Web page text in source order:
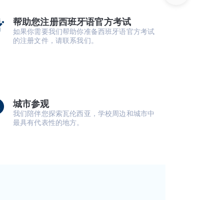
帮助您注册西班牙语官方考试
如果你需要我们帮助你准备西班牙语官方考试
的注册文件，请联系我们。
城市参观
我们陪伴您探索瓦伦西亚，学校周边和城市中
最具有代表性的地方。